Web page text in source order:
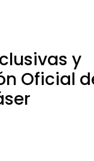
y
Oficial